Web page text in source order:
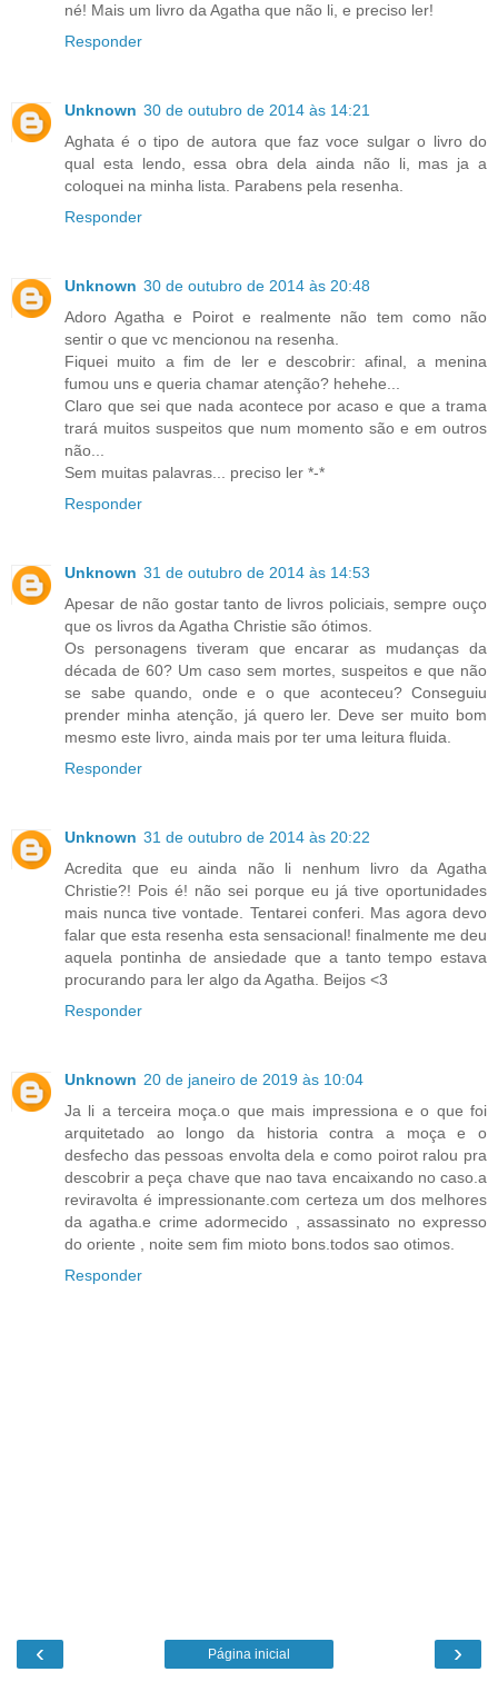
né! Mais um livro da Agatha que não li, e preciso ler!
Responder
Unknown 30 de outubro de 2014 às 14:21
Aghata é o tipo de autora que faz voce sulgar o livro do
qual esta lendo, essa obra dela ainda não li, mas ja a
coloquei na minha lista. Parabens pela resenha.
Responder
Unknown 30 de outubro de 2014 às 20:48
Adoro Agatha e Poirot e realmente não tem como não
sentir o que vc mencionou na resenha.
Fiquei muito a fim de ler e descobrir: afinal, a menina
fumou uns e queria chamar atenção? hehehe...
Claro que sei que nada acontece por acaso e que a trama
trará muitos suspeitos que num momento são e em outros
não...
Sem muitas palavras... preciso ler *-*
Responder
Unknown 31 de outubro de 2014 às 14:53
Apesar de não gostar tanto de livros policiais, sempre ouço
que os livros da Agatha Christie são ótimos.
Os personagens tiveram que encarar as mudanças da
década de 60? Um caso sem mortes, suspeitos e que não
se sabe quando, onde e o que aconteceu? Conseguiu
prender minha atenção, já quero ler. Deve ser muito bom
mesmo este livro, ainda mais por ter uma leitura fluida.
Responder
Unknown 31 de outubro de 2014 às 20:22
Acredita que eu ainda não li nenhum livro da Agatha
Christie?! Pois é! não sei porque eu já tive oportunidades
mais nunca tive vontade. Tentarei conferi. Mas agora devo
falar que esta resenha esta sensacional! finalmente me deu
aquela pontinha de ansiedade que a tanto tempo estava
procurando para ler algo da Agatha. Beijos <3
Responder
Unknown 20 de janeiro de 2019 às 10:04
Ja li a terceira moça.o que mais impressiona e o que foi
arquitetado ao longo da historia contra a moça e o
desfecho das pessoas envolta dela e como poirot ralou pra
descobrir a peça chave que nao tava encaixando no caso.a
reviravolta é impressionante.com certeza um dos melhores
da agatha.e crime adormecido , assassinato no expresso
do oriente , noite sem fim mioto bons.todos sao otimos.
Responder
‹ ›
Página inicial